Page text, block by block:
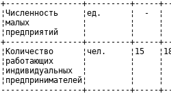
+----------------+---------+-----
¦Численность     ¦ед.      ¦
¦малых           ¦         ¦
¦предприятий     ¦         ¦
+----------------+---------+-----
¦Количество      ¦чел.     ¦15
¦работающих      ¦         ¦
¦индивидуальных  ¦         ¦
¦предпринимателей¦
-----------------+---------+-----